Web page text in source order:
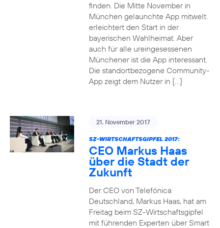
finden. Die Mitte November in
München gelaunchte App mitwelt.
erleichtert den Start in der
bayerischen Wahlheimat. Aber
auch für alle ureingesessenen
Münchener ist die App interessant.
Die standortbezogene Community-
App zeigt dem Nutzer in […]
21. November 2017
SZ-WIRTSCHAFTSGIPFEL 2017:
CEO Markus Haas
über die Stadt der
Zukunft
Der CEO von Telefónica
Deutschland, Markus Haas, hat am
Freitag beim SZ-Wirtschaftsgipfel
mit führenden Experten über Smart